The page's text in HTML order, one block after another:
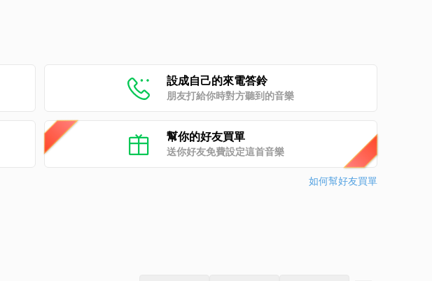
設成自己的來電答鈴
朋友打給你時對方聽到的音樂
幫你的好友買單
送你好友免費設定這首音樂
如何幫好友買單